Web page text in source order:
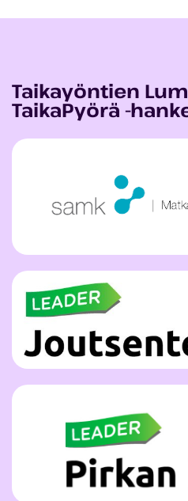
Taikayöntien
TaikaPyörä -